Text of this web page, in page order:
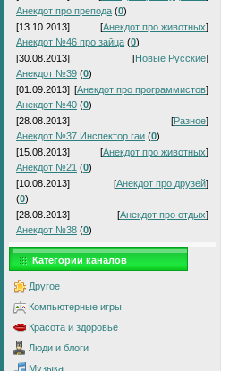
Анекдот про препода (0)
[13.10.2013]
[Анекдот про животных]
Анекдот №46 про зайца (0)
[30.08.2013]
[Новые Русские]
Анекдот №39 (0)
[01.09.2013] [Анекдот про программистов]
Анекдот №40 (0)
[28.08.2013]
[Разное]
Анекдот №37 Инспектор гаи (0)
[15.08.2013]
[Анекдот про животных]
Анекдот №21 (0)
[10.08.2013]
[Анекдот про друзей]
(0)
[28.08.2013]
[Анекдот про отдых]
Анекдот №38 (0)
Категории каналов
Другое
Компьютерные игры
Красота и здоровье
Люди и блоги
Музыка